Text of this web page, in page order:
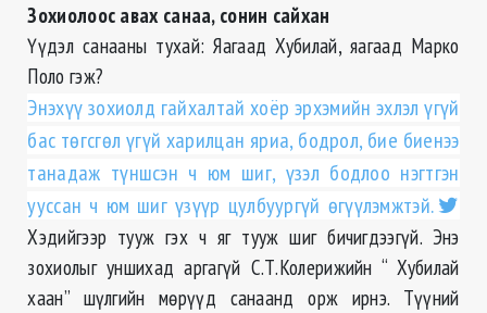
Зохиолоос авах санаа, сонин сайхан
Үүдэл санааны тухай: Яагаад Хубилай, яагаад Марко
Поло гэж?
Энэхүү зохиолд гайхалтай хоёр эрхэмийн эхлэл үгүй
бас төгсгөл үгүй харилцан яриа, бодрол, бие биенээ
танадаж түншсэн ч юм шиг, үзэл бодлоо нэгтгэн
ууссан ч юм шиг үзүүр цулбуургүй өгүүлэмжтэй.
Хэдийгээр тууж гэх ч яг тууж шиг бичигдээгүй. Энэ
зохиолыг уншихад аргагүй С.Т.Колерижийн “ Хубилай
хаан” шүлгийн мөрүүд санаанд орж ирнэ. Түүний